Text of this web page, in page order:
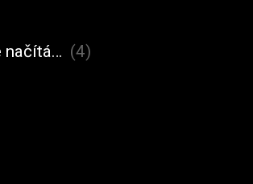
načítá… (4)